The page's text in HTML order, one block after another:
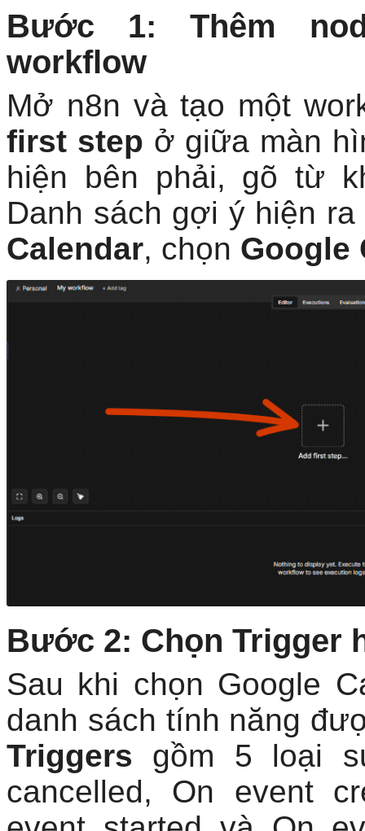
Bước 1: Thêm
workflow
Mở n8n và tạo một
first step ở giữa màn
hiện bên phải, gõ từ
Danh sách gợi ý hiện
Calendar, chọn Google
Bước 2: Chọn Trigger
Sau khi chọn Google
danh sách tính năng
Triggers gồm 5 loại
cancelled, On event